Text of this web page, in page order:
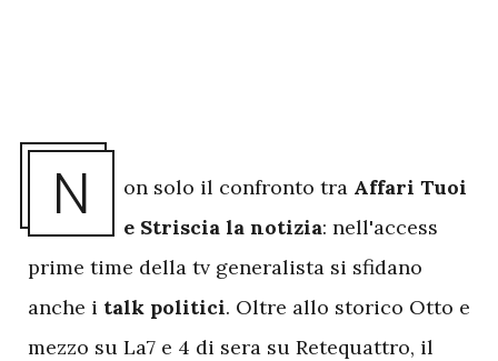
N on solo il confronto tra Affari Tuoi
e Striscia la notizia: nell'access
prime time della tv generalista si sfidano
anche i talk politici. Oltre allo storico Otto e
mezzo su La7 e 4 di sera su Retequattro, il